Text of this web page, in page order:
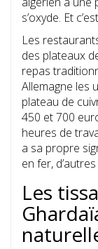
s’oxyde. Et
Les
des plateaux
repas
Allemagne les
plateau de
450 et 700
heures de
a sa propre
en fer,
Les